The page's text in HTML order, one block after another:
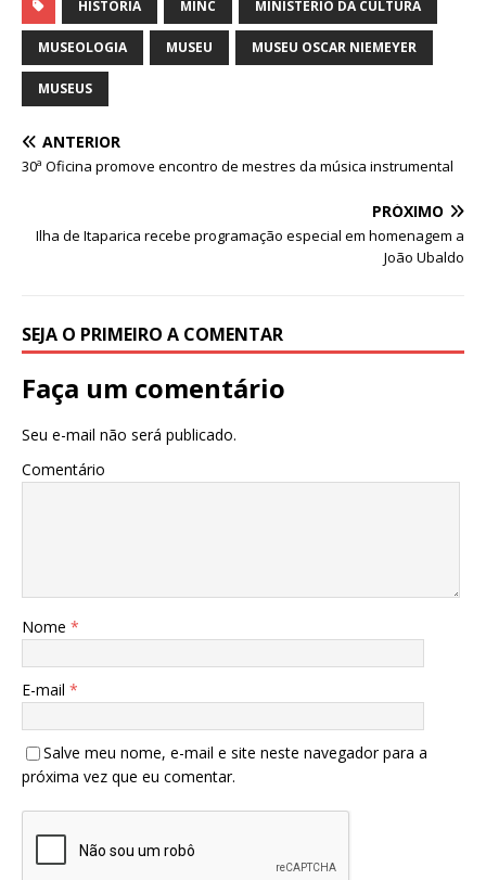
at
s
A
p
c
e
o
k
e
it
te
ai
l
ar
e
HISTÓRIA MINC MINISTÉRIO DA CULTURA
MUSEOLOGIA MUSEU MUSEU OSCAR NIEMEYER
MUSEUS
ANTERIOR
30ª Oficina promove encontro de mestres da música instrumental
PRÓXIMO
Ilha de Itaparica recebe programação especial em homenagem a
João Ubaldo
SEJA O PRIMEIRO A COMENTAR
Faça um comentário
Seu e-mail não será publicado.
Comentário
Nome *
E-mail *
Salve meu nome, e-mail e site neste navegador para a
próxima vez que eu comentar.